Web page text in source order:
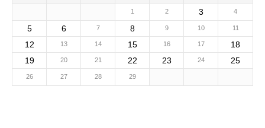
1 2 3 4
5 6 7 8 9 10 11
12 13 14 15 16 17
18
19
20 21 22 23 24 25
26 27 28 29